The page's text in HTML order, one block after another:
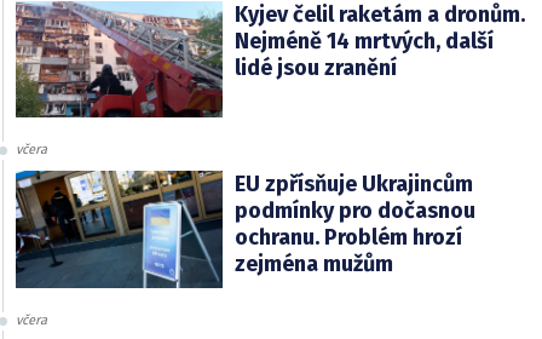
Kyjev čelil raketám a dronům.
Nejméně 14 mrtvých, další
lidé jsou zranění
včera
EU zpřísňuje Ukrajincům
podmínky pro dočasnou
ochranu. Problém hrozí
zejména mužům
včera